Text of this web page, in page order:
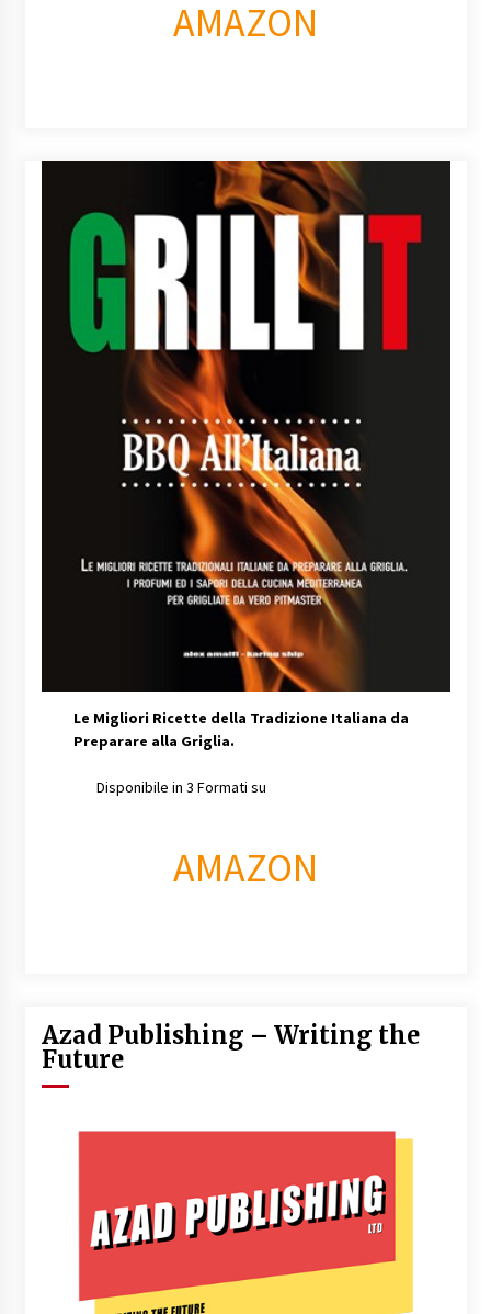
AMAZON
Le Migliori Ricette della Tradizione Italiana da
Preparare alla Griglia.
Disponibile in 3 Formati su
AMAZON
Azad Publishing – Writing the
Future